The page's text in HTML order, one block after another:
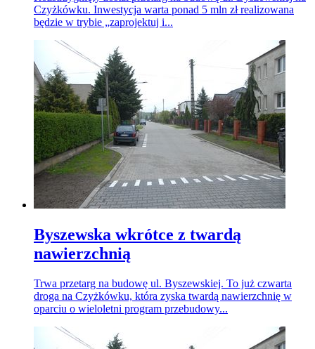
Czyżkówku. Inwestycja warta ponad 5 mln zł realizowana
będzie w trybie „zaprojektuj i...
Byszewska wkrótce z twardą
nawierzchnią
Trwa przetarg na budowę ul. Byszewskiej. To już czwarta
droga na Czyżkówku, która zyska twardą nawierzchnię w
oparciu o wieloletni program przebudowy...